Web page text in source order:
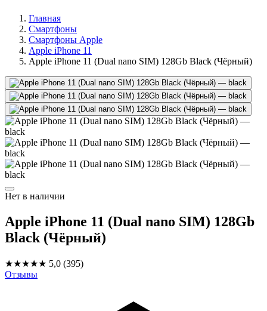
Главная
Смартфоны
Смартфоны Apple
Apple iPhone 11
Apple iPhone 11 (Dual nano SIM) 128Gb Black (Чёрный)
Нет в наличии
Apple iPhone 11 (Dual nano SIM) 128Gb
Black (Чёрный)
★★★★★ 5,0 (395)
Отзывы